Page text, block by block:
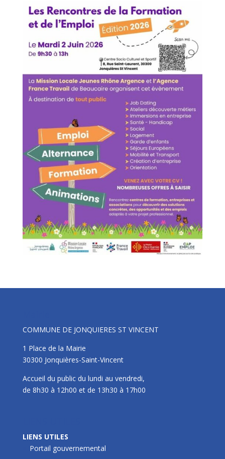
COMMUNE DE JONQUIERES ST VINCENT
1 Place de la Mairie
30300 Jonquières-Saint-Vincent
Accueil du public du lundi au vendredi,
de 8h30 à 12h00 et de 13h30 à 17h00
LIENS UTILES
Portail gouvernemental